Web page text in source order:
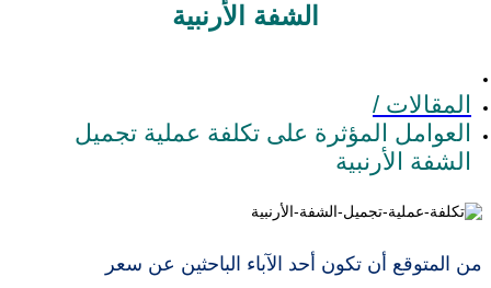
الشفة الأرنبية
المقالات /
العوامل المؤثرة على تكلفة عملية تجميل
الشفة الأرنبية
من المتوقع أن تكون أحد الآباء الباحثين عن سعر